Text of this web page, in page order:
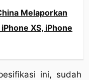
Melaporkan
XS, iPhone
ini, sudah